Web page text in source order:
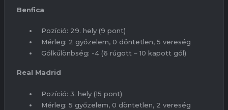
Benfica
Pozíció: 29. hely (9 pont)
Mérleg: 2 győzelem, 0 döntetlen, 5 vereség
Gólkülönbség: -4 (6 rúgott – 10 kapott gól)
Real Madrid
Pozíció: 3. hely (15 pont)
Mérleg: 5 győzelem, 0 döntetlen, 2 vereség